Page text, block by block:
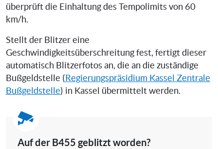
überprüft die Einhaltung des Tempolimits von 60
km/h.
Stellt der Blitzer eine
Geschwindigkeitsüberschreitung fest, fertigt dieser
automatisch Blitzerfotos an, die an die zuständige
Bußgeldstelle ( Regierungspräsidium Kassel Zentrale
Bußgeldstelle) in Kassel übermittelt werden.
Auf der B455 geblitzt worden?